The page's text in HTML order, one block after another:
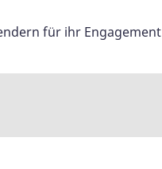
für ihr